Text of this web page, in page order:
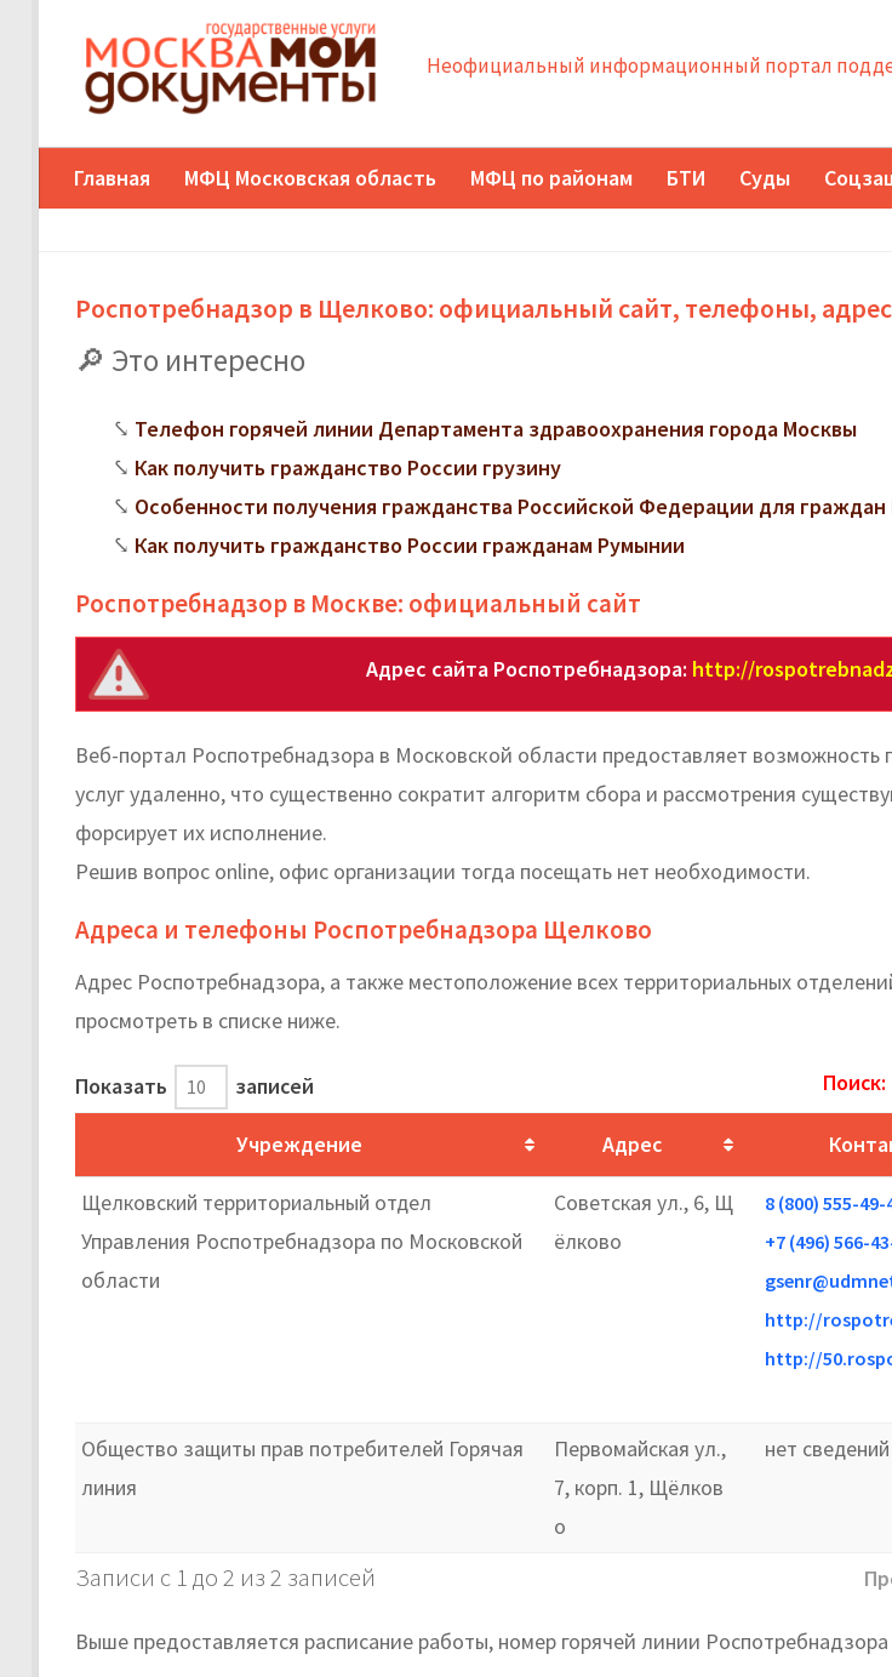
Неофициальный информационный портал
Главная МФЦ Московская область МФЦ по районам БТИ Суды
Роспотребнадзор в Щелково: официальный сайт, телефоны,
Это интересно
Телефон горячей линии Департамента здравоохранения города Москвы
Как получить гражданство России грузину
Особенности получения гражданства Российской Федерации для граждан
Как получить гражданство России гражданам Румынии
Роспотребнадзор в Москве: официальный сайт
Адрес сайта Роспотребнадзора: http://
Веб-портал Роспотребнадзора в Московской области предоставляет возможность
услуг удаленно, что существенно сократит алгоритм сбора и рассмотрения
форсирует их исполнение.
Решив вопрос online, офис организации тогда посещать нет необходимости.
Адреса и телефоны Роспотребнадзора Щелково
Адрес Роспотребнадзора, а также местоположение всех территориальных
просмотреть в списке ниже.
Показать записей Поиск:
Учреждение Адрес
Щелковский территориальный отдел
Управления Роспотребнадзора по Московской
области
Советская ул., 6, Щ
ёлково
8 (800) 555-49-
+7 (496) 566-
http://
http://
Общество защиты прав потребителей Горячая
линия
Первомайская ул.,
7, корп. 1, Щёлков
о
нет сведений
Записи с 1 до 2 из 2 записей
Выше предоставляется расписание работы, номер горячей линии